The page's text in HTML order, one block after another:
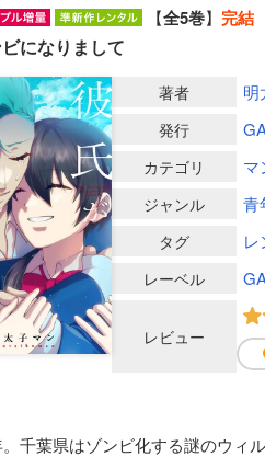
【全5巻】 完結
になりまして
著者 明
発行
カテゴリ マ
ジャンル 青
タグ
レーベル
レビュー
千葉県はゾンビ化する謎のウ